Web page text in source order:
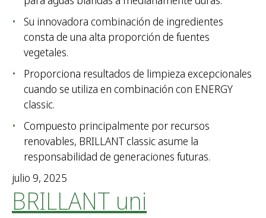
Su innovadora combinación de ingredientes
consta de una alta proporción de fuentes
vegetales.
Proporciona resultados de limpieza excepcionales
cuando se utiliza en combinación con ENERGY
classic.
Compuesto principalmente por recursos
renovables, BRILLANT classic asume la
responsabilidad de generaciones futuras.
julio 9, 2025
BRILLANT uni